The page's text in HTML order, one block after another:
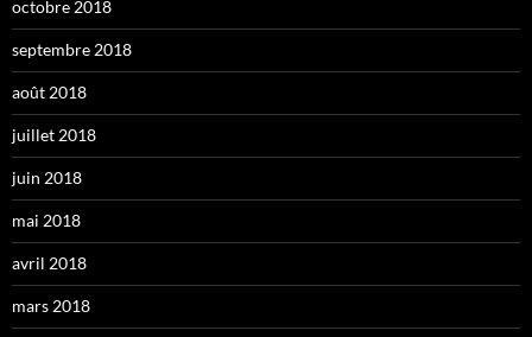
octobre 2018
septembre 2018
août 2018
juillet 2018
juin 2018
mai 2018
avril 2018
mars 2018